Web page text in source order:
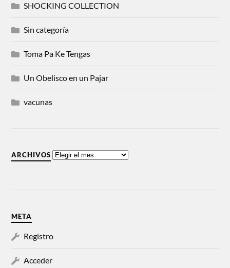
SHOCKING COLLECTION
Sin categoría
Toma Pa Ke Tengas
Un Obelisco en un Pajar
vacunas
ARCHIVOS
META
Registro
Acceder